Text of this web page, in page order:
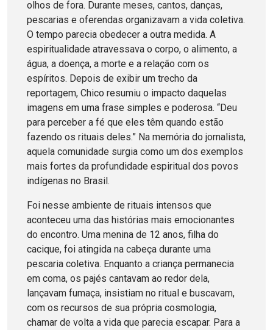
olhos de fora. Durante meses, cantos, danças,
pescarias e oferendas organizavam a vida coletiva.
O tempo parecia obedecer a outra medida. A
espiritualidade atravessava o corpo, o alimento, a
água, a doença, a morte e a relação com os
espíritos. Depois de exibir um trecho da
reportagem, Chico resumiu o impacto daquelas
imagens em uma frase simples e poderosa. “Deu
para perceber a fé que eles têm quando estão
fazendo os rituais deles.” Na memória do jornalista,
aquela comunidade surgia como um dos exemplos
mais fortes da profundidade espiritual dos povos
indígenas no Brasil.
Foi nesse ambiente de rituais intensos que
aconteceu uma das histórias mais emocionantes
do encontro. Uma menina de 12 anos, filha do
cacique, foi atingida na cabeça durante uma
pescaria coletiva. Enquanto a criança permanecia
em coma, os pajés cantavam ao redor dela,
lançavam fumaça, insistiam no ritual e buscavam,
com os recursos de sua própria cosmologia,
chamar de volta a vida que parecia escapar. Para a